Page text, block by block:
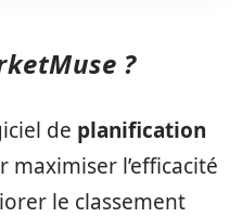
?
de planification
maximiser l’efficacité
le classement